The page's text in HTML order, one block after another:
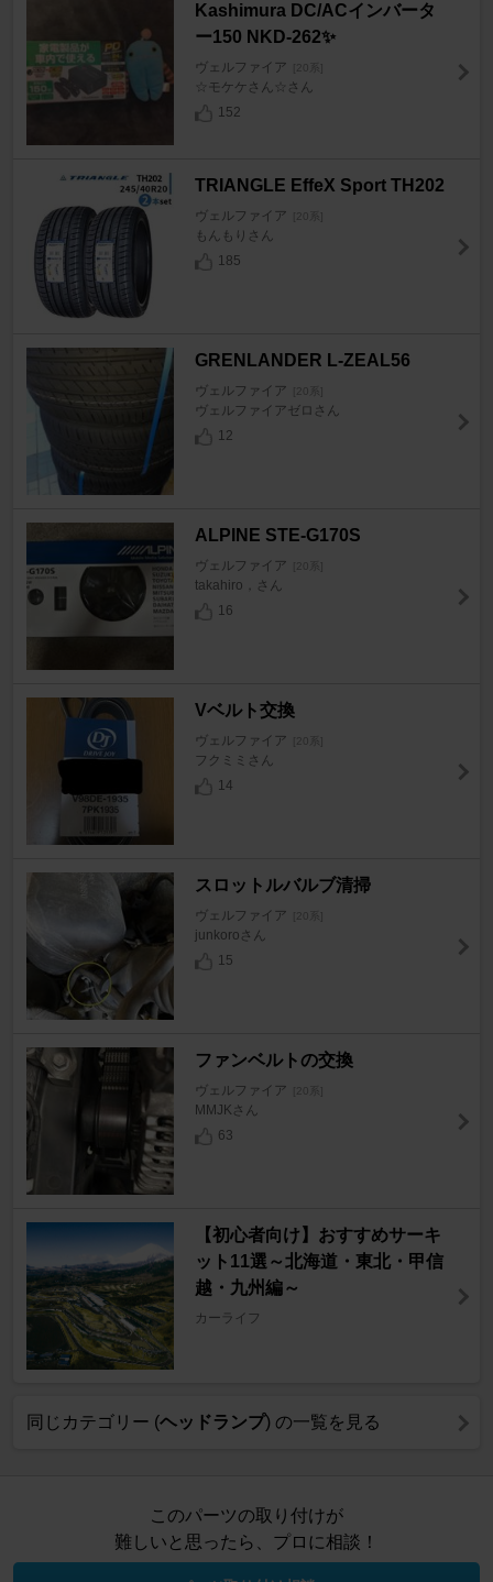
Kashimura DC/ACインバータ
ー150 NKD-262✨
ヴェルファイア [20系]
☆モケケさん☆さん
152
TRIANGLE EffeX Sport TH202
ヴェルファイア [20系]
もんもりさん
185
GRENLANDER L-ZEAL56
ヴェルファイア [20系]
ヴェルファイアゼロさん
12
ALPINE STE-G170S
ヴェルファイア [20系]
takahiro，さん
16
Vベルト交換
ヴェルファイア [20系]
フクミミさん
14
スロットルバルブ清掃
ヴェルファイア [20系]
junkoroさん
15
ファンベルトの交換
ヴェルファイア [20系]
MMJKさん
63
【初心者向け】おすすめサーキ
ット11選～北海道・東北・甲信
越・九州編～
カーライフ
同じカテゴリー (ヘッドランプ) の一覧を見る
このパーツの取り付けが
難しいと思ったら、プロに相談！